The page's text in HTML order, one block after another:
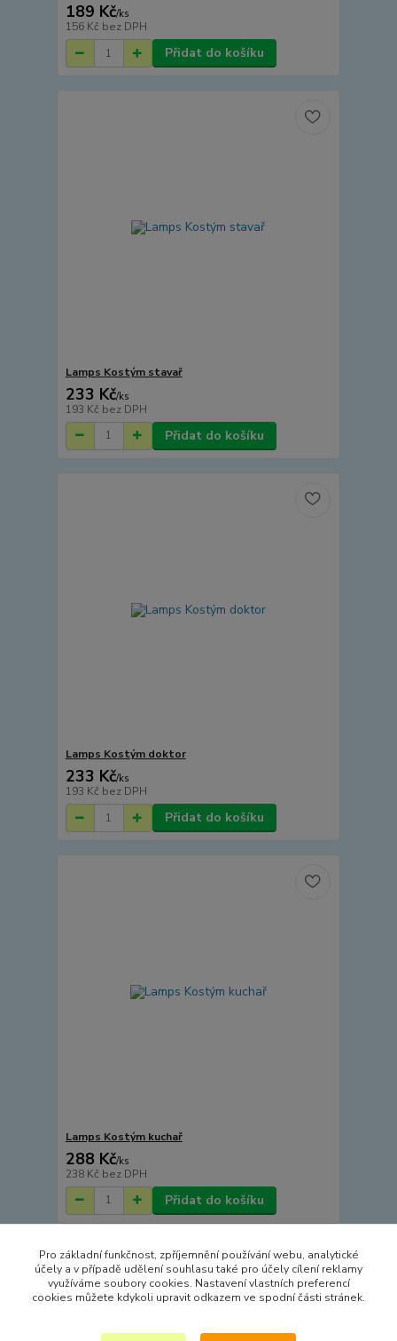
189 Kč/ks
156 Kč bez DPH
Přidat do košíku
Lamps Kostým stavař
233 Kč/ks
193 Kč bez DPH
Přidat do košíku
Lamps Kostým doktor
233 Kč/ks
193 Kč bez DPH
Přidat do košíku
Lamps Kostým kuchař
288 Kč/ks
238 Kč bez DPH
Přidat do košíku
Načíst další produkty (11)
strana z 2další
Pro základní funkčnost, zpříjemnění používání webu, analytické
účely a v případě udělení souhlasu také pro účely cílení reklamy
využíváme soubory cookies. Nastavení vlastních preferencí
cookies můžete kdykoli upravit odkazem ve spodní části stránek.